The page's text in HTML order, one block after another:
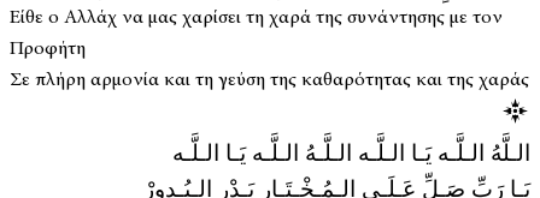
Είθε ο Αλλάχ να μας χαρίσει τη χαρά της συνάντησης με τον
Προφήτη
Σε πλήρη αρμονία και τη γεύση της καθαρότητας και της χαράς
الـلَّهُ الـلَّـه يَـا الـلَّـه الـلَّـهُ الـلَّـه يَـا الـلَّـه
يَـا رَبِّ صَـلِّ عَـلَـى الـمُـخْـتَـارِ بَـدْرِ الـبُـدورْ